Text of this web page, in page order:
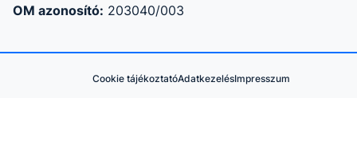
OM azonosító: 203040/003
Cookie tájékoztatóAdatkezelésImpresszum